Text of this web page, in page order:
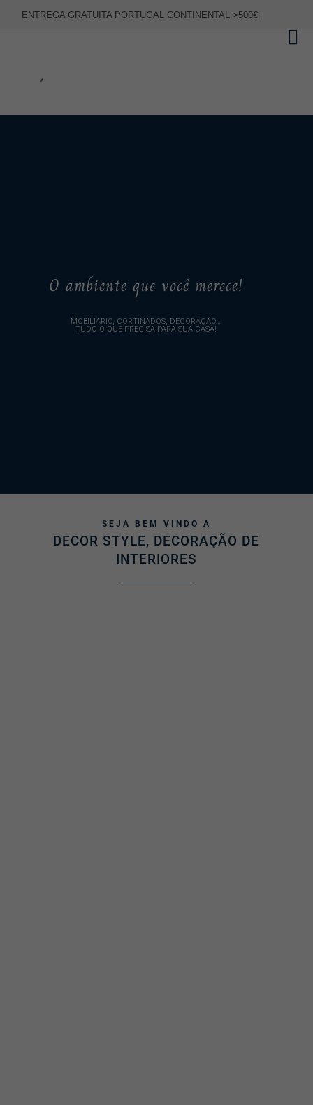
ENTREGA GRATUITA PORTUGAL CONTINENTAL >500€
O ambiente que você merece!
MOBILIÁRIO, CORTINADOS, DECORAÇÃO…
TUDO O QUE PRECISA PARA SUA CASA!
SEJA BEM VINDO A
DECOR STYLE, DECORAÇÃO DE
INTERIORES